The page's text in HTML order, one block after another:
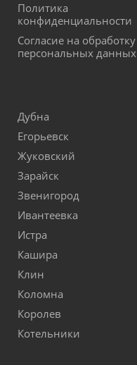
Политика
конфиденциальности
Согласие на обработку
персональных данных
Дубна
Егорьевск
Жуковский
Зарайск
Звенигород
Ивантеевка
Истра
Кашира
Клин
Коломна
Королев
Котельники